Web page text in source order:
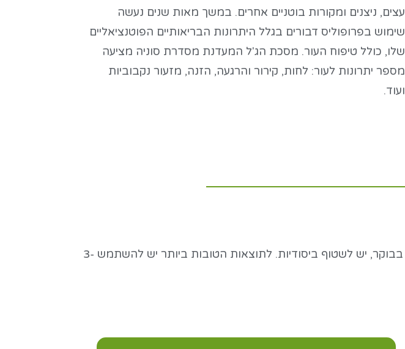
עצים, ניצנים ומקורות בוטניים אחרים. במשך מאות שנים נעשה
שימוש בפרופוליס דבורים בגלל היתרונות הבריאותיים הפוטנציאליים
שלו, כולל טיפוח העור. מסכת הג'ל המעדנת מסדרת סוניה מציעה
מספר יתרונות לעור: לחות, קירור והרגעה, הזנה, מזעור נקבוביות
ועוד.
יש למרוח כמות נדיבה על עור הפנים לפני השינה ולהשאיר למשך הלילה. בבוקר, יש לשטוף ביסודיות. לתוצאות הטובות ביותר יש להשתמש 3-